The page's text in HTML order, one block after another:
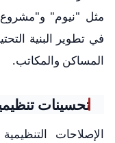
مثل "نيوم" و"مشروع
في تطوير البنية
المساكن والمكاتب.
تحسينات
الإصلاحات